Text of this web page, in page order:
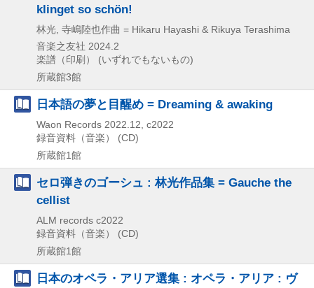
klinget so schön!
林光, 寺嶋陸也作曲 = Hikaru Hayashi & Rikuya Terashima
音楽之友社 2024.2
楽譜（印刷） (いずれでもないもの)
所蔵館3館
日本語の夢と目醒め = Dreaming & awaking
Waon Records 2022.12, c2022
録音資料（音楽） (CD)
所蔵館1館
セロ弾きのゴーシュ : 林光作品集 = Gauche the
cellist
ALM records c2022
録音資料（音楽） (CD)
所蔵館1館
日本のオペラ・アリア選集 : オペラ・アリア : ヴ